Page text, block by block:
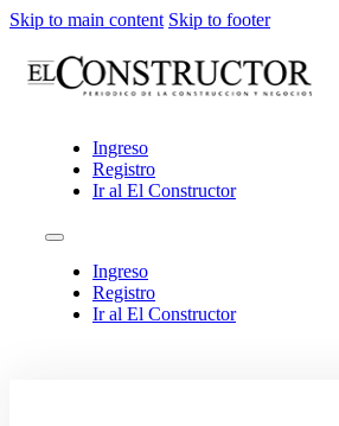
Skip to main content Skip to footer
Ingreso
Registro
Ir al El Constructor
Ingreso
Registro
Ir al El Constructor